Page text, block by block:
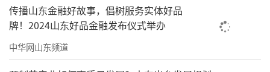
传播山东金融好故事，倡树服务实体好品
牌！2024山东好品金融发布仪式举办
中华网山东频道